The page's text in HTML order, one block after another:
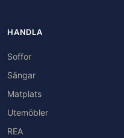
HANDLA
Soffor
Sängar
Matplats
Utemöbler
REA